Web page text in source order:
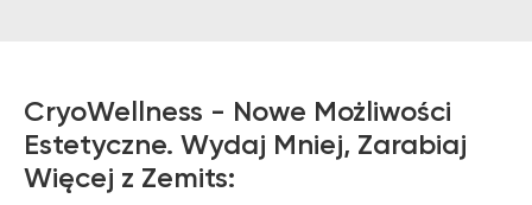
CryoWellness - Nowe Możliwości
Estetyczne. Wydaj Mniej, Zarabiaj
Więcej z Zemits: